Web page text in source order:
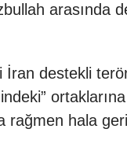
arasında
İran destekli
rağmen hala